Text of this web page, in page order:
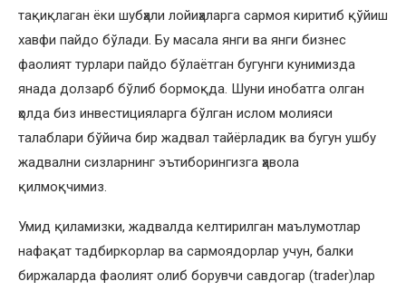
тақиқлаган ёки шубҳали лойиҳаларга сармоя киритиб қўйиш
хавфи пайдо бўлади. Бу масала янги ва янги бизнес
фаолият турлари пайдо бўлаётган бугунги кунимизда
янада долзарб бўлиб бормоқда. Шуни инобатга олган
ҳолда биз инвестицияларга бўлган ислом молияси
талаблари бўйича бир жадвал тайёрладик ва бугун ушбу
жадвални сизларнинг эътиборингизга ҳавола
қилмоқчимиз.
Умид қиламизки, жадвалда келтирилган маълумотлар
нафақат тадбиркорлар ва сармоядорлар учун, балки
биржаларда фаолият олиб борувчи савдогар (trader)лар